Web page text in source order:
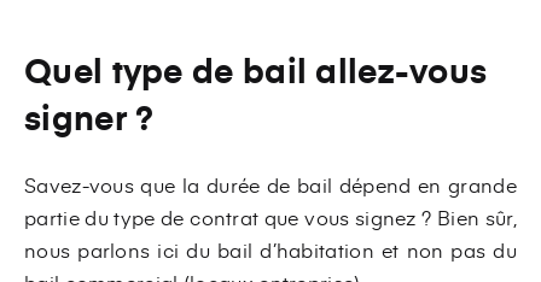
Quel type de bail allez-vous
signer ?
Savez-vous que la durée de bail dépend en grande
partie du type de contrat que vous signez ? Bien sûr,
nous parlons ici du bail d’habitation et non pas du